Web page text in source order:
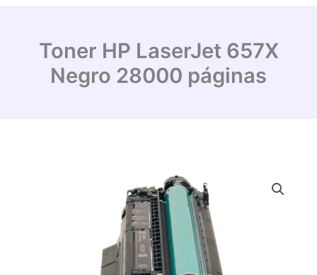
Toner HP LaserJet 657X
Negro 28000 páginas